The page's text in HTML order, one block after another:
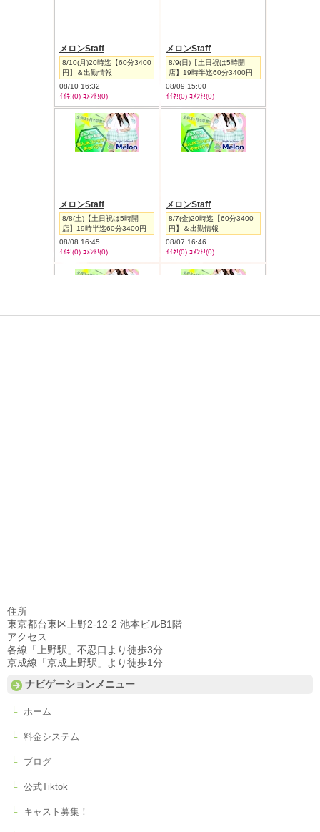
住所
東京都台東区上野2-12-2 池本ビルB1階
アクセス
各線「上野駅」不忍口より徒歩3分
京成線「京成上野駅」より徒歩1分
ナビゲーションメニュー
ホーム
料金システム
ブログ
公式Tiktok
キャスト募集！